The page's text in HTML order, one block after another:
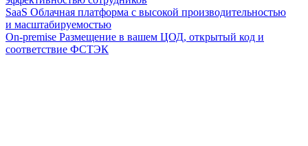
SaaS Облачная платформа с высокой производительностью
и масштабируемостью
On-premise Размещение в вашем ЦОД, открытый код и
соответствие ФСТЭК